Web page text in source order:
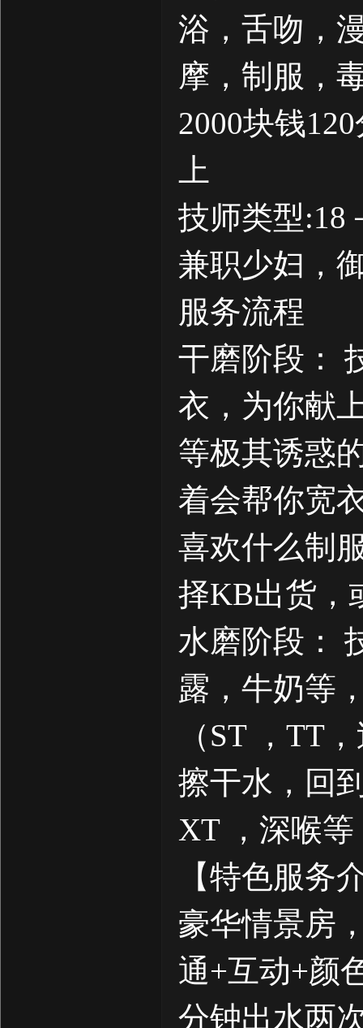
浴，舌吻，
摩，制服，
2000块钱
上
技师类型:18
兼职少妇，
服务流程
干磨阶段：
衣，为你献
等极其诱惑
着会帮你宽
喜欢什么制
择KB出货，
水磨阶段：
露，牛奶等
（ST ，TT
擦干水，回
XT ，深喉
【特色服务
豪华情景房
通+互动+颜
分钟出水两